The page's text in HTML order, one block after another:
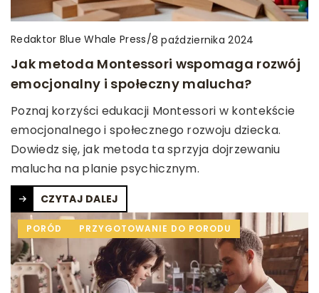
Redaktor Blue Whale Press/8 października 2024
Jak metoda Montessori wspomaga rozwój
emocjonalny i społeczny malucha?
Poznaj korzyści edukacji Montessori w kontekście
emocjonalnego i społecznego rozwoju dziecka.
Dowiedz się, jak metoda ta sprzyja dojrzewaniu
malucha na planie psychicznym.
CZYTAJ DALEJ
PORÓD PRZYGOTOWANIE DO PORODU